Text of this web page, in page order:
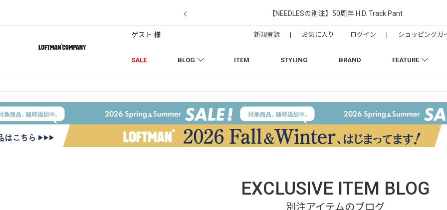
【NEEDLESの別注】50周年 H.D. Track Pant
SALE BLOG ITEM STYLING BRAND FEATURE
ゲスト 様 新規登録 | お気に入り ログイン | ショッピングガ
EXCLUSIVE ITEM BLOG